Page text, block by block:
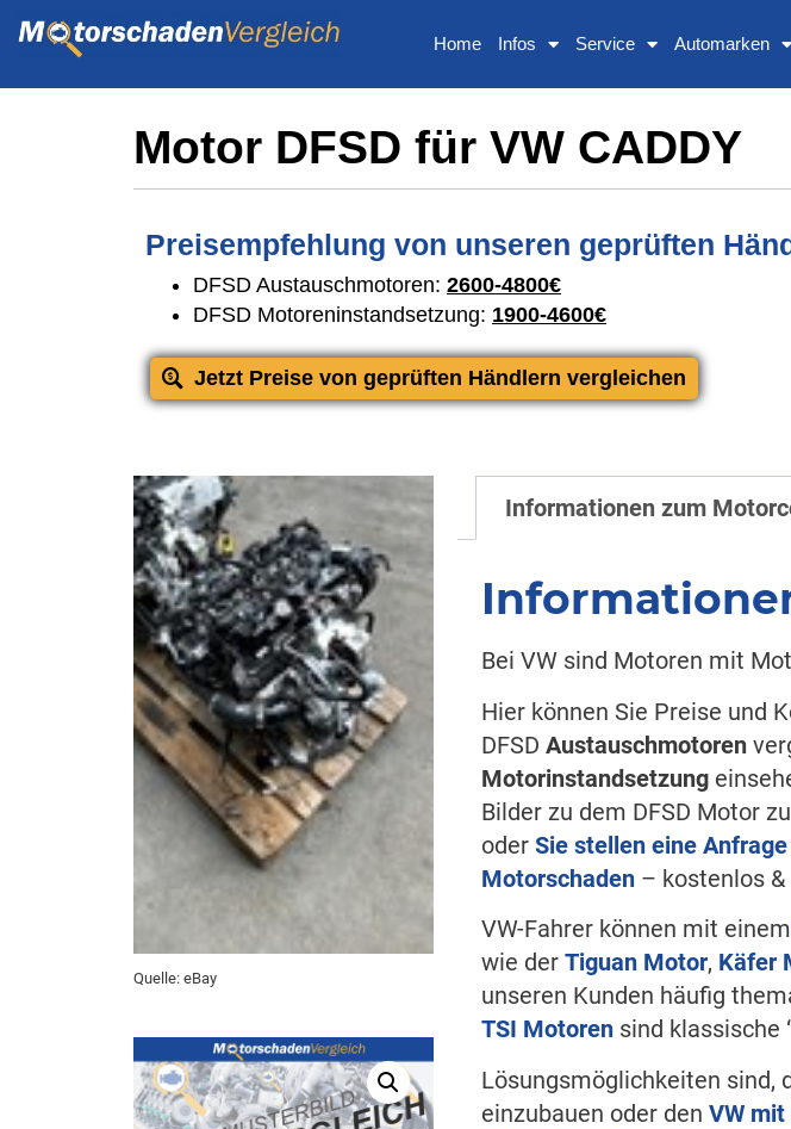
Home Infos Service Automarken
Motor DFSD für VW CADDY
Preisempfehlung von unseren geprüften
DFSD Austauschmotoren: 2600-4800€
DFSD Motoreninstandsetzung: 1900-4600€
Jetzt Preise von geprüften Händlern vergleichen
Quelle: eBay
Informationen zum
Bei VW sind Motoren mit
Hier können Sie Preise und
DFSD Austauschmotoren
Motorinstandsetzung
Bilder zu dem DFSD Motor
oder Sie stellen eine
Motorschaden – kostenlos
VW-Fahrer können mit einem
wie der Tiguan Motor, Käfer
unseren Kunden häufig
TSI Motoren sind klassische
Lösungsmöglichkeiten sind,
einzubauen oder den VW